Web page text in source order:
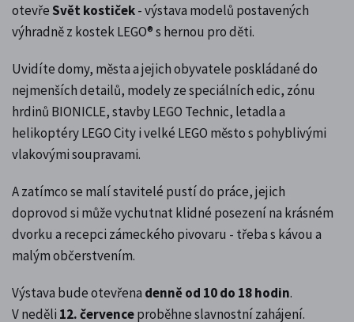
otevřeSvět kostiček- výstava modelů postavených
výhradně z kostek LEGO® s hernou pro děti.
Uvidíte domy, města a jejich obyvatele poskládané do
nejmenších detailů, modely ze speciálních edic, zónu
hrdinů BIONICLE, stavby LEGO Technic, letadla a
helikoptéry LEGO City i velké LEGO město s pohyblivými
vlakovými soupravami.
A zatímco se malí stavitelé pustí do práce, jejich
doprovod si může vychutnat klidné posezení na krásném
dvorku a recepci zámeckého pivovaru - třeba s kávou a
malým občerstvením.
Výstava bude otevřena denně od 10 do 18 hodin.
V neděli 12. červenceproběhne slavnostní zahájení.